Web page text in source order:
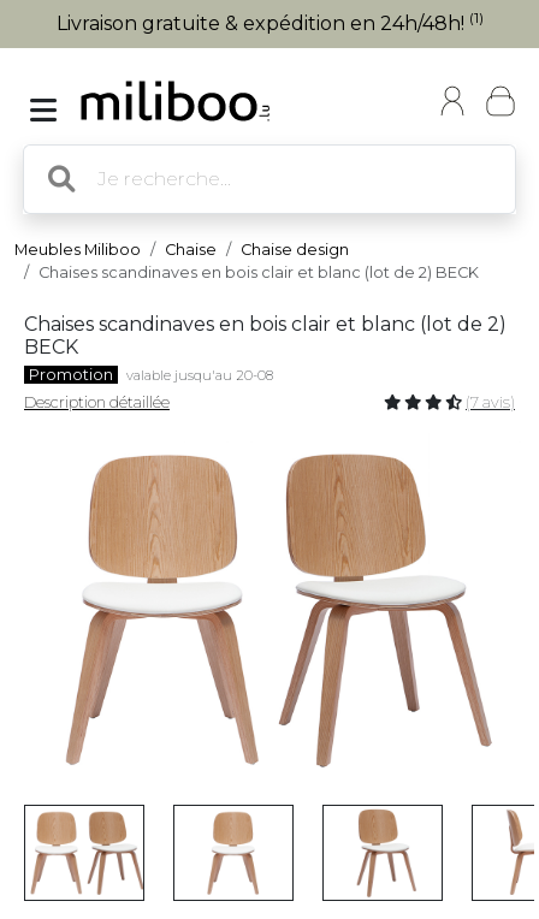
Livraison gratuite & expédition en 24h/48h! (1)
Meubles Miliboo Chaise
Chaise design
Chaises scandinaves en bois clair et blanc (lot de 2) BECK
Chaises scandinaves en bois clair et blanc (lot de 2)
BECK
Promotion valable jusqu'au 20-08
Description détaillée (7 avis)